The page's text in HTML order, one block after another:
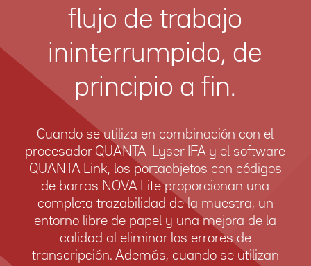
flujo de trabajo
ininterrumpido, de
principio a fin.
Cuando se utiliza en combinación con el
procesador QUANTA-Lyser IFA y el software
QUANTA Link, los portaobjetos con códigos
de barras NOVA Lite proporcionan una
completa trazabilidad de la muestra, un
entorno libre de papel y una mejora de la
calidad al eliminar los errores de
transcripción. Además, cuando se utilizan